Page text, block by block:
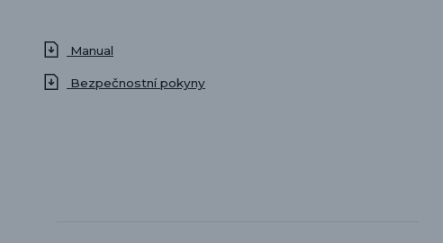
Manual
Bezpečnostní pokyny